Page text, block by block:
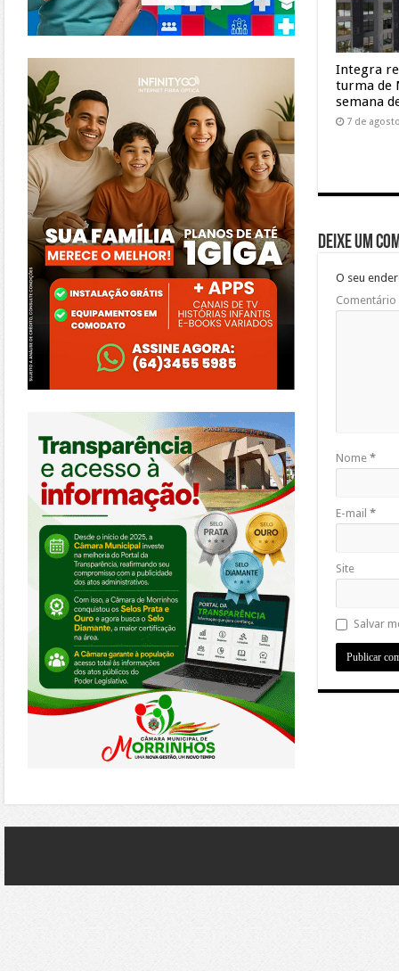
Integra
turma de
semana
7 de
Deixe um
O seu
Comentário
Nome *
E-mail *
Site
Salvar
https://www.infinitygo.com.br/
https://morrinhos.go.leg.br/